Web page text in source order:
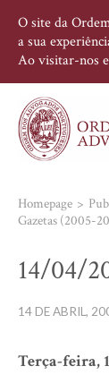
O site da
a sua
Ao visitar-nos
Homepage
Gazetas (2005-
14/04/
14 DE ABRIL,
Terça-feira,